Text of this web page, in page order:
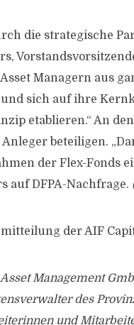
die strategische
Managern aus
sich auf ihre
etablieren.“ An
beteiligen.
der Flex-Fonds
auf DFPA-Nachfrage.
der AIF
Management
des
und